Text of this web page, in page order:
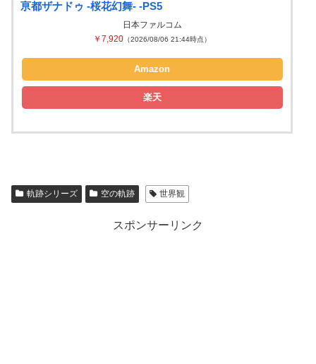
亰都ザナドゥ -桜花幻舞- -PS5
日本ファルコム
￥7,920 （2026/08/06 21:44時点）
Amazon
楽天
軌跡シリーズ 空の軌跡 世界観
スポンサーリンク